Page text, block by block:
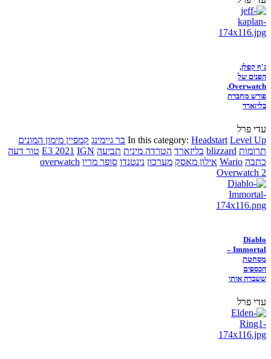
ג'ף קפלן,
הפנים של
Overwatch,
פורש מחברת
בליזארד
עדי פרל
In this category: Headstart Level Up בר גיימינג קמפיין מימון המונים
תרומות blizzard בליזארד הטרדה מינית תביעה E3 2021 IGN
טור דעה
כתבה Wario אילון מאסק מערכון נינטנדו סופר מריו overwatch
Overwatch 2
Diablo
Immortal –
מסחטת
הכספים
ששברה אותי
עדי פרל